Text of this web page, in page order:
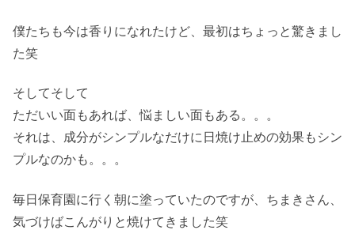
僕たちも今は香りになれたけど、最初はちょっと驚きまし
た笑
そしてそして
ただいい面もあれば、悩ましい面もある。。。
それは、成分がシンプルなだけに日焼け止めの効果もシン
プルなのかも。。。
毎日保育園に行く朝に塗っていたのですが、ちまきさん、
気づけばこんがりと焼けてきました笑